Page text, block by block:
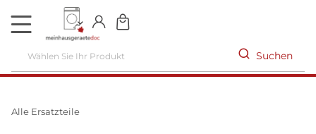
DE
Suchen
Alle Ersatzteile